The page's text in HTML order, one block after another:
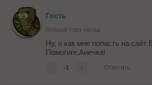
Гость
больше года назад
Ну, и как мне попасть на сайт
Помогиге,Анечка!
-1 Ответить